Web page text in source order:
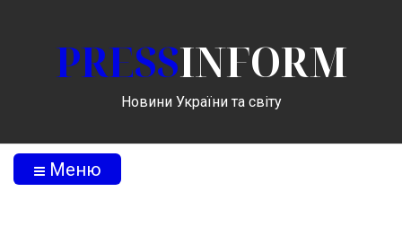
PRESSINFORM
Новини України та світу
Меню